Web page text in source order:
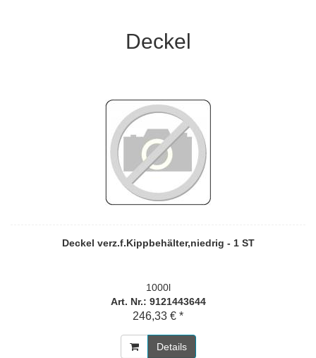
Deckel
Deckel verz.f.Kippbehälter,niedrig - 1 ST
1000l
Art. Nr.: 9121443644
246,33 € *
Details